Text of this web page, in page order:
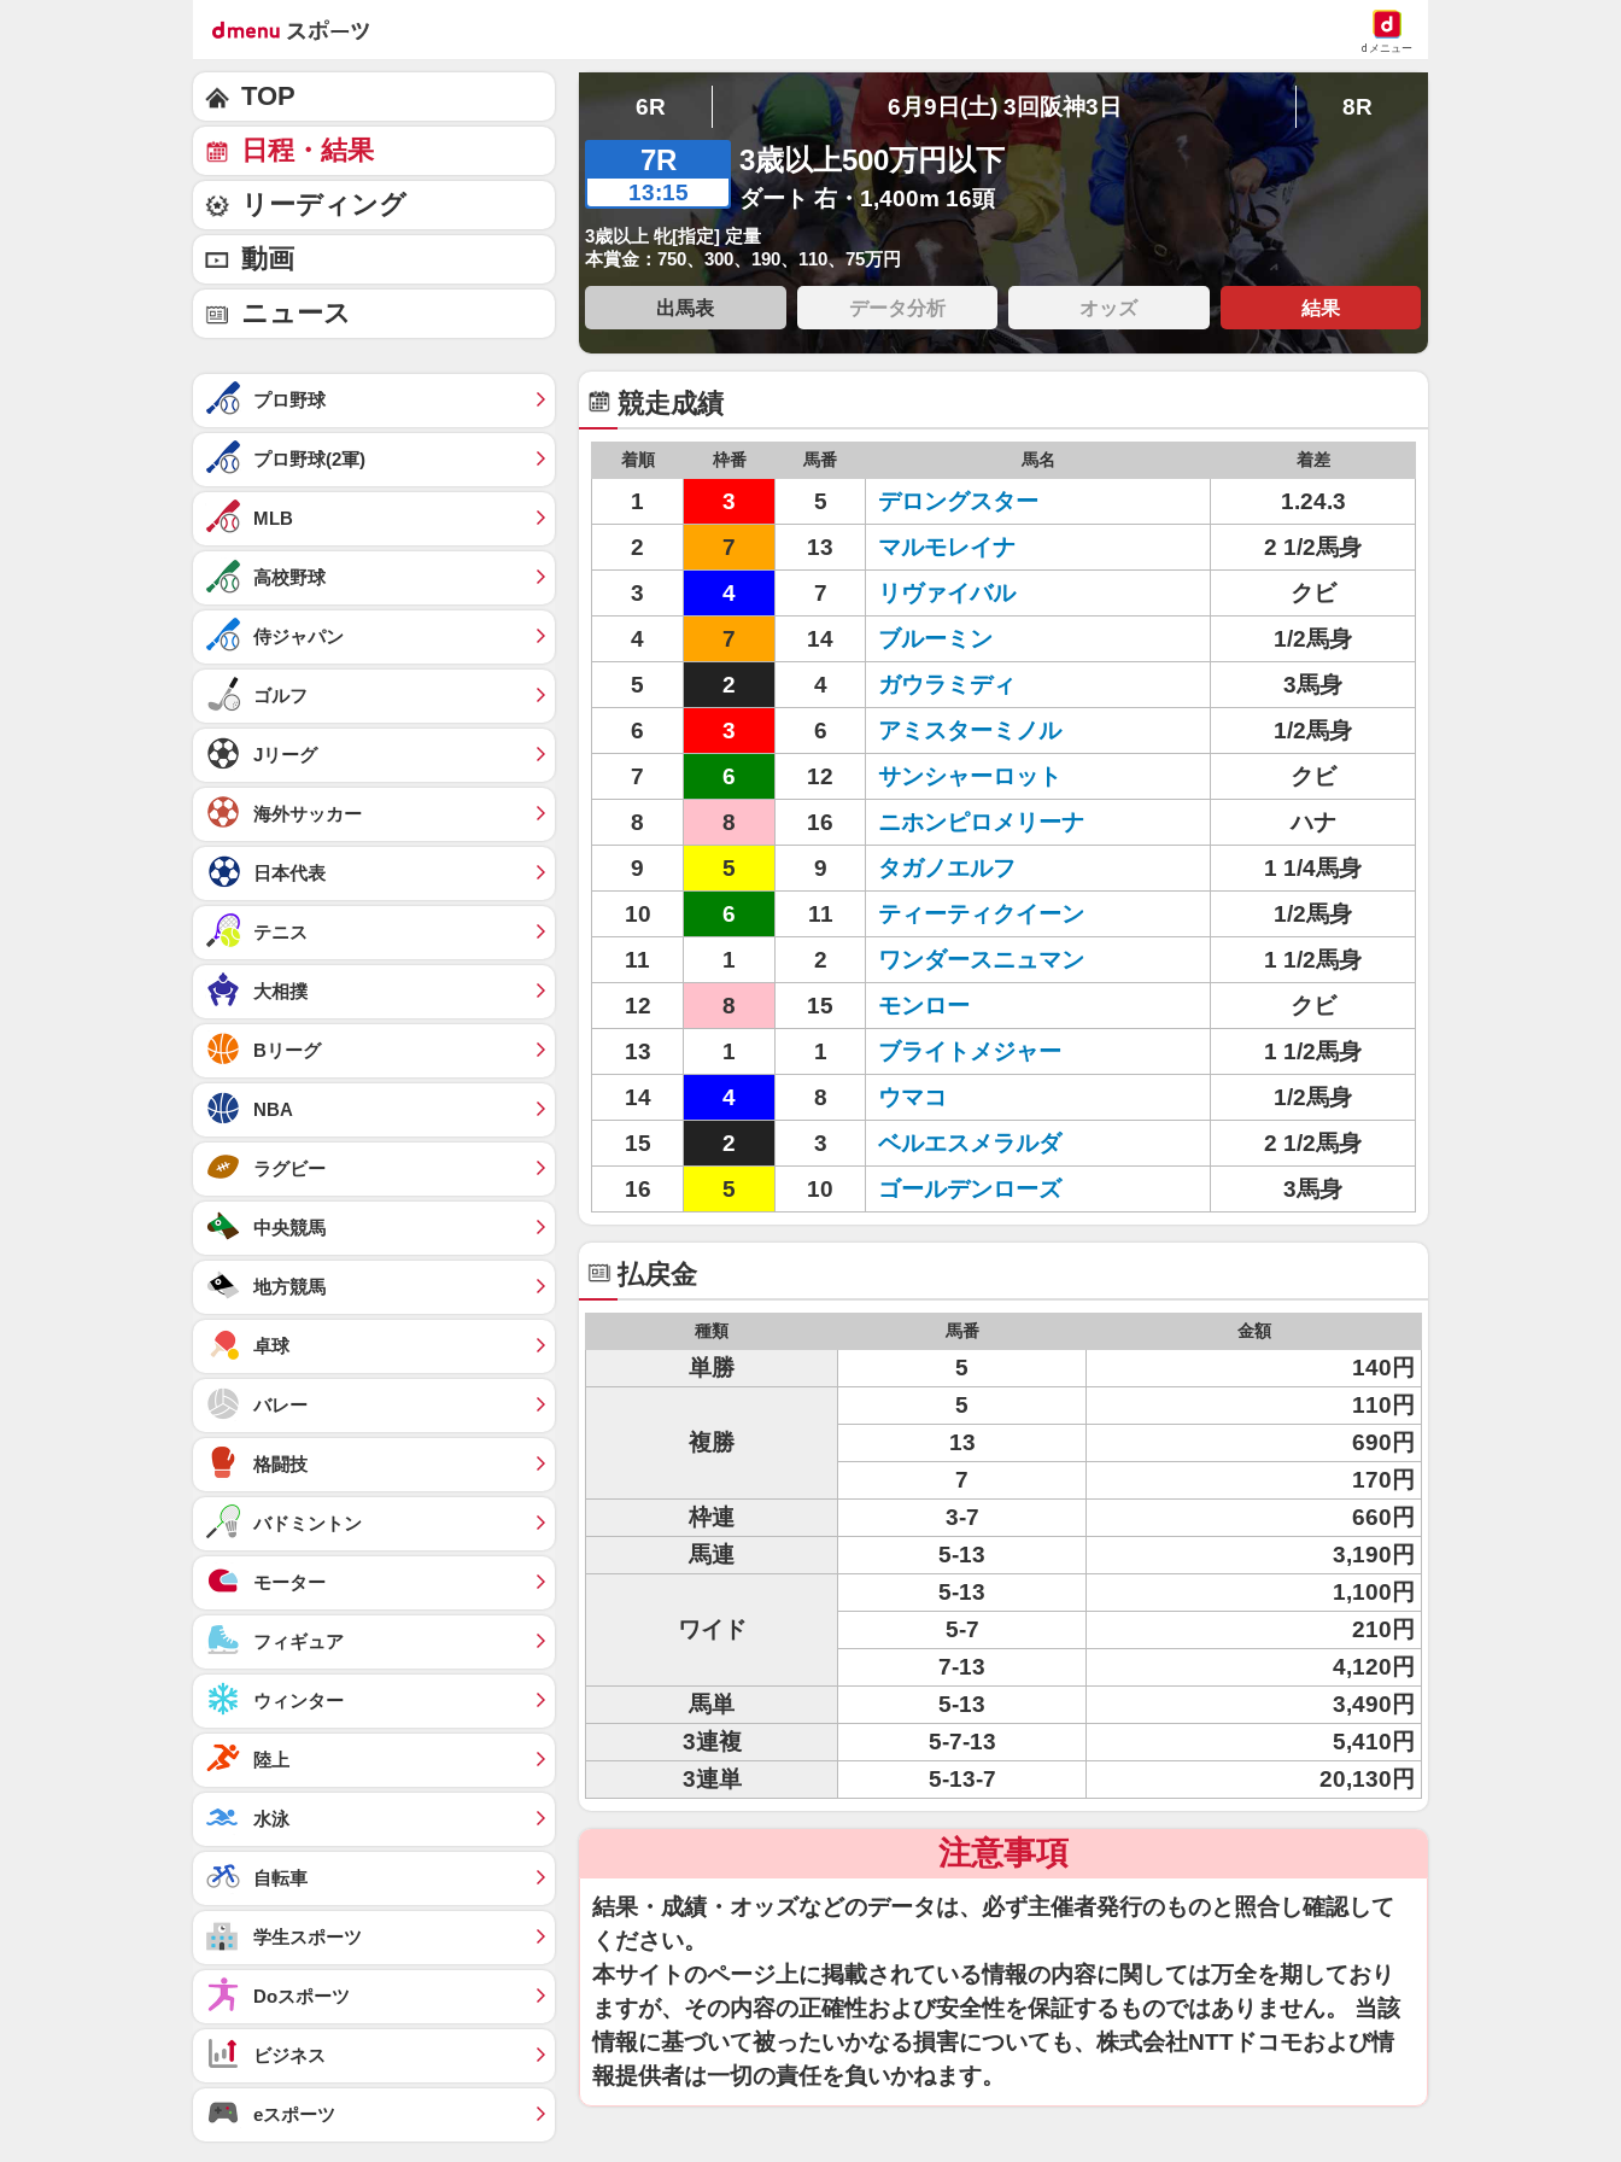
dメニュー
6R 6月9日(土) 3回阪神3日 8R
7R
13:15
3歳以上500万円以下
ダート 右・1,400m 16頭
3歳以上 牝[指定] 定量
本賞金：750、300、190、110、75万円
出馬表 データ分析 オッズ 結果
競走成績
着順 枠番 馬番 馬名 着差
1 3 5 デロングスター
1.24.3
2
7 13 マルモレイナ
2 1/2馬身
3
4 7 リヴァイバル
クビ
4
7 14 ブルーミン
1/2馬身
5
2 4 ガウラミディ
3馬身
6
3 6 アミスターミノル
1/2馬身
7
6 12 サンシャーロット
クビ
8
8 16 ニホンピロメリーナ
ハナ
9
5 9 タガノエルフ
1 1/4馬身
10
6 11 ティーティクイーン
1/2馬身
11
1 2 ワンダースニュマン
1 1/2馬身
12
8 15 モンロー
クビ
13
1 1 ブライトメジャー
1 1/2馬身
14
4 8 ウマコ
1/2馬身
15
2 3 ベルエスメラルダ
2 1/2馬身
16
5 10 ゴールデンローズ 3馬身
払戻金
種類 馬番 金額
単勝 5 140円
複勝
5
110円
13
690円
7
170円
枠連
3-7
660円
馬連
5-13 3,190円
ワイド
5-13
1,100円
5-7
210円
7-13
4,120円
馬単
5-13
3,490円
3連複
5-7-13
5,410円
3連単
5-13-7 20,130円
注意事項
結果・成績・オッズなどのデータは、必ず主催者発行のものと照合し確認して
ください。
本サイトのページ上に掲載されている情報の内容に関しては万全を期しており
ますが、その内容の正確性および安全性を保証するものではありません。 当該
情報に基づいて被ったいかなる損害についても、株式会社NTTドコモおよび情
報提供者は一切の責任を負いかねます。
TOP
日程・結果
リーディング
動画
ニュース
プロ野球
プロ野球(2軍)
MLB
高校野球
侍ジャパン
ゴルフ
Jリーグ
海外サッカー
日本代表
テニス
大相撲
Bリーグ
NBA
ラグビー
中央競馬
地方競馬
卓球
バレー
格闘技
バドミントン
モーター
フィギュア
ウィンター
陸上
水泳
自転車
学生スポーツ
Doスポーツ
ビジネス
eスポーツ